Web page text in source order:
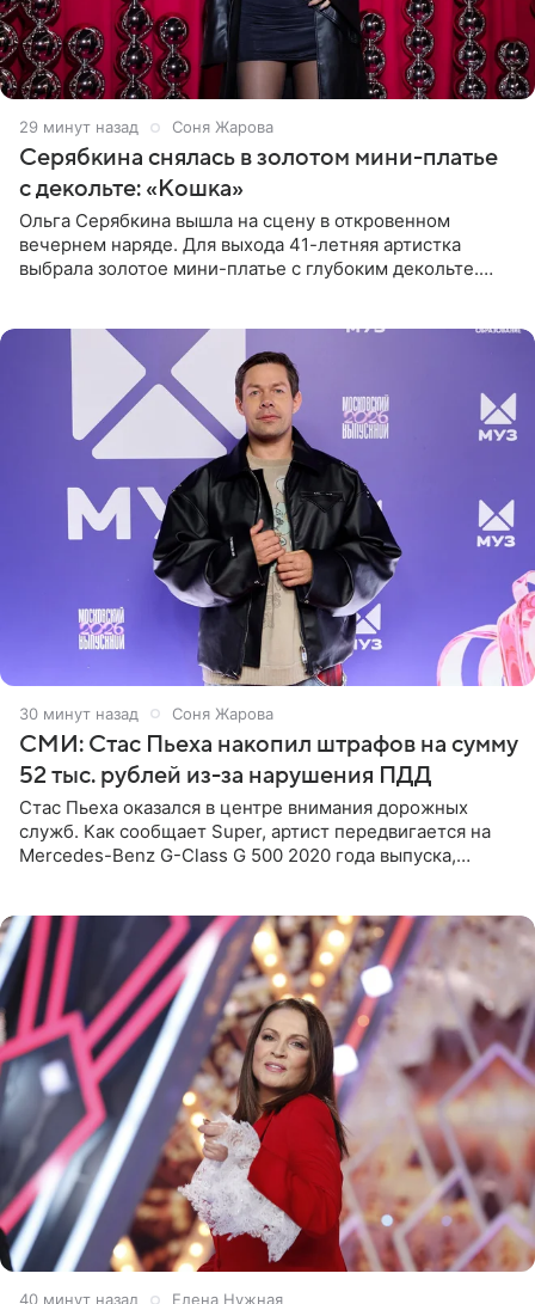
29 минут назад Соня Жарова
Серябкина снялась в золотом мини-платье
с декольте: «Кошка»
Ольга Серябкина вышла на сцену в откровенном
вечернем наряде. Для выхода 41-летняя артистка
выбрала золотое мини-платье с глубоким декольте.
30 минут назад Соня Жарова
СМИ: Стас Пьеха накопил штрафов на сумму
52 тыс. рублей из-за нарушения ПДД
Стас Пьеха оказался в центре внимания дорожных
служб. Как сообщает Super, артист передвигается на
Mercedes-Benz G-Class G 500 2020 года выпуска,
40 минут назад Елена Нужная